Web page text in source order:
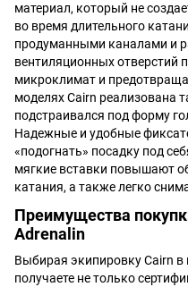
материал, который не
во время длительного
продуманными каналами и
вентиляционных отверстий
микроклимат и
моделях Cairn реализована
подстраивался под форму
Надежные и удобные
«подогнать» посадку под
мягкие вставки повышают
катания, а также легко
Преимущества
Adrenalin
Выбирая экипировку Cairn в
получаете не только